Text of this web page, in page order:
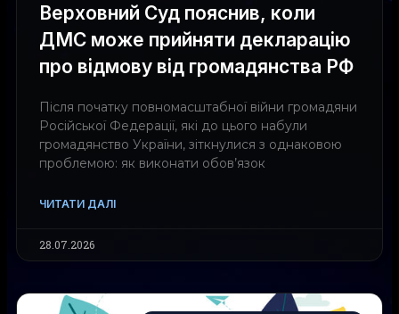
Верховний Суд пояснив, коли
ДМС може прийняти декларацію
про відмову від громадянства РФ
Після початку повномасштабної війни громадяни
Російської Федерації, які до цього набули
громадянство України, зіткнулися з однаковою
проблемою: як виконати обов’язок
ЧИТАТИ ДАЛІ
28.07.2026